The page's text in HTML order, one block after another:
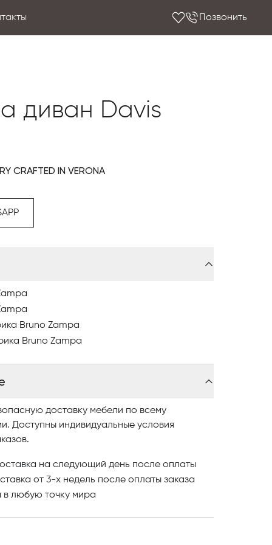
Позвонить
диван Davis
CRAFTED IN VERONA
Bruno Zampa
Bruno Zampa
доставку мебели по всему
Доступны индивидуальные условия
на следующий день после оплаты
от 3-х недель после оплаты заказа
в любую точку мира